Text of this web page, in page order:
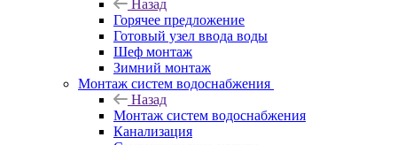
Назад
Горячее предложение
Готовый узел ввода воды
Шеф монтаж
Зимний монтаж
Монтаж систем водоснабжения
Назад
Монтаж систем водоснабжения
Канализация